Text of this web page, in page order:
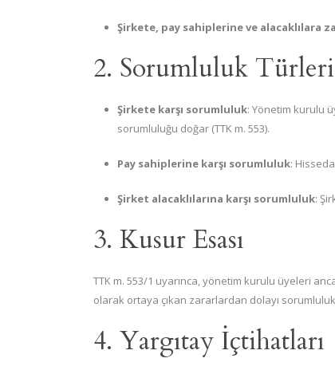
Şirkete, pay sahiplerine ve alacaklılara
2. Sorumluluk Türleri
Şirkete karşı sorumluluk: Yönetim kurulu
sorumluluğu doğar (TTK m. 553).
Pay sahiplerine karşı sorumluluk:
Şirket alacaklılarına karşı sorumluluk:
3. Kusur Esası
TTK m. 553/1 uyarınca, yönetim kurulu üyeleri
olarak ortaya çıkan zararlardan dolayı
4. Yargıtay İçtihatları